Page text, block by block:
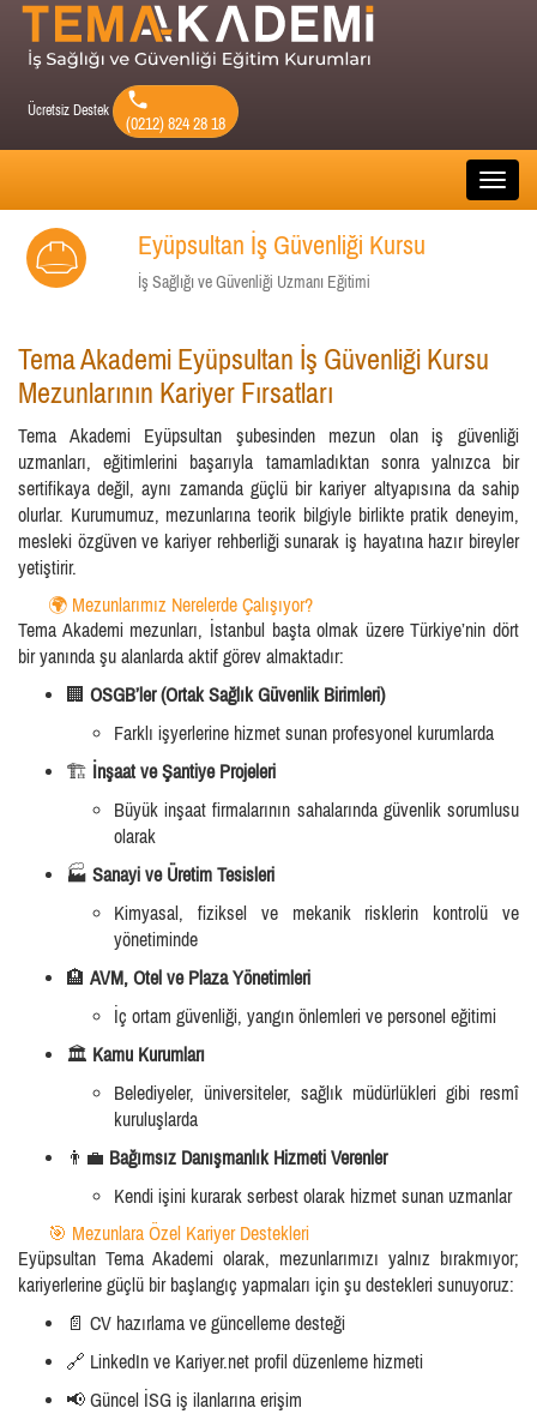
Ücretsiz Destek
(0212) 824 28 18
Toggle
 Eyüpsultan İş Güvenliği Kursu
İş Sağlığı ve Güvenliği Uzmanı Eğitimi
Tema Akademi Eyüpsultan İş Güvenliği Kursu
Mezunlarının Kariyer Fırsatları
Tema Akademi Eyüpsultan şubesinden mezun olan iş güvenliği
uzmanları, eğitimlerini başarıyla tamamladıktan sonra yalnızca bir
sertifikaya değil, aynı zamanda güçlü bir kariyer altyapısına da sahip
olurlar. Kurumumuz, mezunlarına teorik bilgiyle birlikte pratik deneyim,
mesleki özgüven ve kariyer rehberliği sunarak iş hayatına hazır bireyler
yetiştirir.
🌍 Mezunlarımız Nerelerde Çalışıyor?
Tema Akademi mezunları, İstanbul başta olmak üzere Türkiye’nin dört
bir yanında şu alanlarda aktif görev almaktadır:
🏢 OSGB’ler (Ortak Sağlık Güvenlik Birimleri)
Farklı işyerlerine hizmet sunan profesyonel kurumlarda
🏗️ İnşaat ve Şantiye Projeleri
Büyük inşaat firmalarının sahalarında güvenlik sorumlusu
olarak
🏭 Sanayi ve Üretim Tesisleri
Kimyasal, fiziksel ve mekanik risklerin kontrolü ve
yönetiminde
🏨 AVM, Otel ve Plaza Yönetimleri
İç ortam güvenliği, yangın önlemleri ve personel eğitimi
🏛️ Kamu Kurumları
Belediyeler, üniversiteler, sağlık müdürlükleri gibi resmî
kuruluşlarda
👨‍💼 Bağımsız Danışmanlık Hizmeti Verenler
Kendi işini kurarak serbest olarak hizmet sunan uzmanlar
🎯 Mezunlara Özel Kariyer Destekleri
Eyüpsultan Tema Akademi olarak, mezunlarımızı yalnız bırakmıyor;
kariyerlerine güçlü bir başlangıç yapmaları için şu destekleri sunuyoruz:
📄 CV hazırlama ve güncelleme desteği
🔗 LinkedIn ve Kariyer.net profil düzenleme hizmeti
📢 Güncel İSG iş ilanlarına erişim